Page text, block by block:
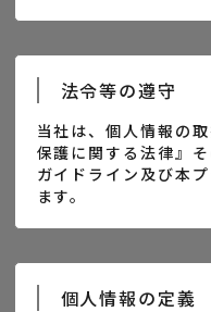
法令等の遵守
当社は、個人情報の
保護に関する法律』
ガイドライン及び本
ます。
個人情報の定義